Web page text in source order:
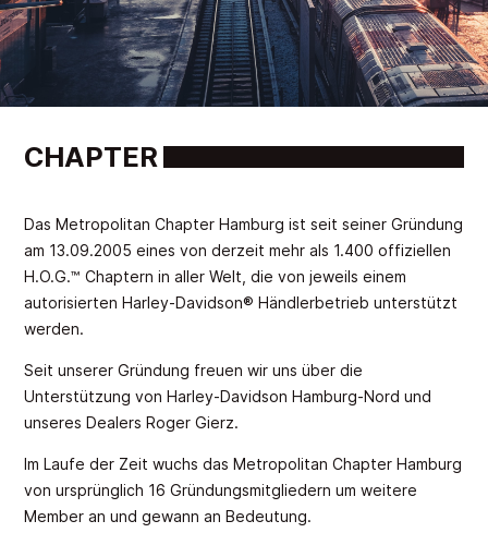
CHAPTER
Das Metropolitan Chapter Hamburg ist seit seiner Gründung
am 13.09.2005 eines von derzeit mehr als 1.400 offiziellen
H.O.G.™ Chaptern in aller Welt, die von jeweils einem
autorisierten Harley-Davidson® Händlerbetrieb unterstützt
werden.
Seit unserer Gründung freuen wir uns über die
Unterstützung von Harley-Davidson Hamburg-Nord und
unseres Dealers Roger Gierz.
Im Laufe der Zeit wuchs das Metropolitan Chapter Hamburg
von ursprünglich 16 Gründungsmitgliedern um weitere
Member an und gewann an Bedeutung.